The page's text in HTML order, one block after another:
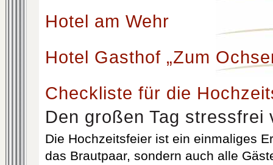
Hotel am Wehr
Hotel Gasthof „Zum
Checkliste für die
Den großen Tag stressfrei
Die Hochzeitsfeier ist ein einmaliges
das Brautpaar, sondern auch alle